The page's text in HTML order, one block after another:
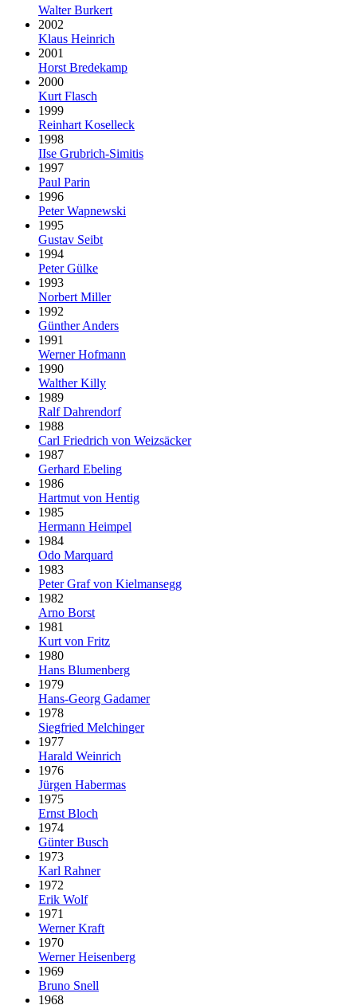
Walter Burkert
2002
Klaus Heinrich
2001
Horst Bredekamp
2000
Kurt Flasch
1999
Reinhart Koselleck
1998
IIse Grubrich-Simitis
1997
Paul Parin
1996
Peter Wapnewski
1995
Gustav Seibt
1994
Peter Gülke
1993
Norbert Miller
1992
Günther Anders
1991
Werner Hofmann
1990
Walther Killy
1989
Ralf Dahrendorf
1988
Carl Friedrich von Weizsäcker
1987
Gerhard Ebeling
1986
Hartmut von Hentig
1985
Hermann Heimpel
1984
Odo Marquard
1983
Peter Graf von Kielmansegg
1982
Arno Borst
1981
Kurt von Fritz
1980
Hans Blumenberg
1979
Hans-Georg Gadamer
1978
Siegfried Melchinger
1977
Harald Weinrich
1976
Jürgen Habermas
1975
Ernst Bloch
1974
Günter Busch
1973
Karl Rahner
1972
Erik Wolf
1971
Werner Kraft
1970
Werner Heisenberg
1969
Bruno Snell
1968